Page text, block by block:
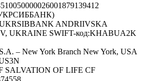
UKRSIBBANK ANDRIIVSKA
UKRAINE SWIFT-код:KHABUA2K
– New York Branch New York, USA
SALVATION OF LIFE CF